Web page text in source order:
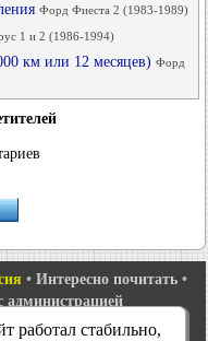
Форд Фиеста 2 (1983-1989)
1 и 2 (1986-1994)
км или 12 месяцев) Форд
• Интересно почитать •
администрацией
1•Мондео 1 и 2•
работал стабильно,